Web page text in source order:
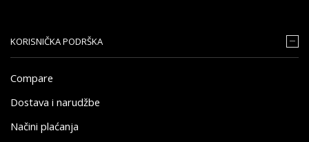
KORISNIČKA PODRŠKA
Compare
Dostava i narudžbe
Načini plaćanja